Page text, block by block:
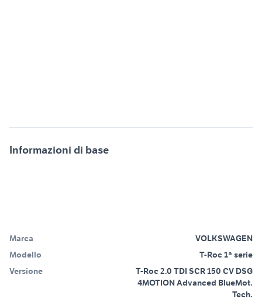
Informazioni di base
Marca
VOLKSWAGEN
Modello
T-Roc 1ª serie
Versione
T-Roc 2.0 TDI SCR 150 CV DSG
4MOTION Advanced BlueMot.
Tech.